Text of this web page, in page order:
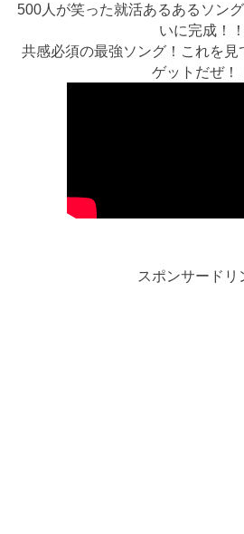
500人が笑った就活あるあるソン
いに完成！！
共感必須の最強ソング！これを見
ゲットだぜ！
スポンサードリ